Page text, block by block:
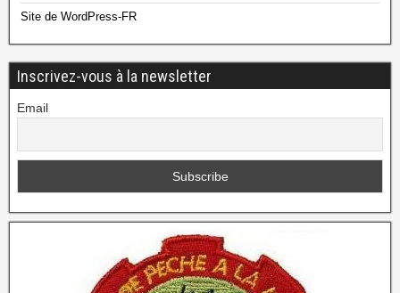
Site de WordPress-FR
Inscrivez-vous à la newsletter
Email